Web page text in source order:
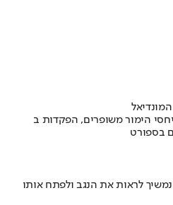
בספורט
לראות את הנגב ולפתח אותו